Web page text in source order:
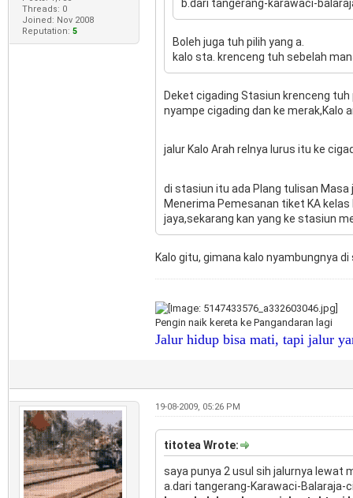
Threads: 0
Joined: Nov 2008
Reputation: 5
b.dari tangerang-karawaci-
Boleh juga tuh pilih yang a.
kalo sta. krenceng tuh sebelah
Deket cigading Stasiun krenceng
nyampe cigading dan ke merak,Kalo
jalur Kalo Arah relnya lurus itu ke
di stasiun itu ada Plang tulisan Masa
Menerima Pemesanan tiket KA
jaya,sekarang kan yang ke stasiun
Kalo gitu, gimana kalo nyambungnya
Pengin naik kereta ke Pangandaran lagi
Jalur hidup bisa mati, tapi jalur
19-08-2009, 05:26 PM
titotea Wrote:
saya punya 2 usul sih jalurnya lewat
a.dari tangerang-Karawaci-Balaraja-